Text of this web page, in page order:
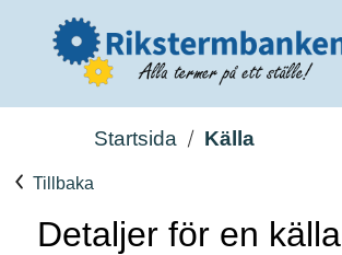
Startsida Källa
Tillbaka
Detaljer för en källa